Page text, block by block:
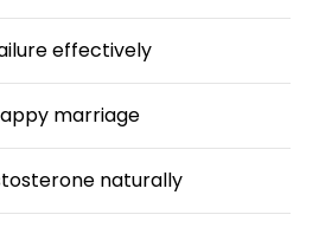
effectively
marriage
naturally